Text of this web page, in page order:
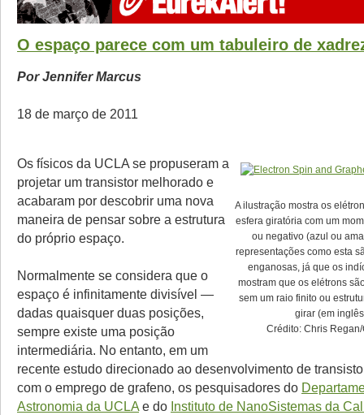
O espaço parece com um tabuleiro de
Por Jennifer Marcus
18 de março de 2011
A ilustração mostra os
esfera giratória com um
ou negativo (azul ou
representações como esta
enganosas, já que os
mostram que os elétrons
sem um raio finito ou
girar (em inglês
Crédito: Chris
Os físicos da UCLA se propuseram a
projetar um transistor melhorado e
acabaram por descobrir uma nova
maneira de pensar sobre a estrutura
do próprio espaço.
Normalmente se considera que o
espaço é infinitamente divisível —
dadas quaisquer duas posições,
sempre existe uma posição
intermediária. No entanto, em um
recente estudo direcionado ao desenvolvimento de
com o emprego de grafeno, os pesquisadores do
Astronomia da UCLA e do Instituto de NanoSistemas da